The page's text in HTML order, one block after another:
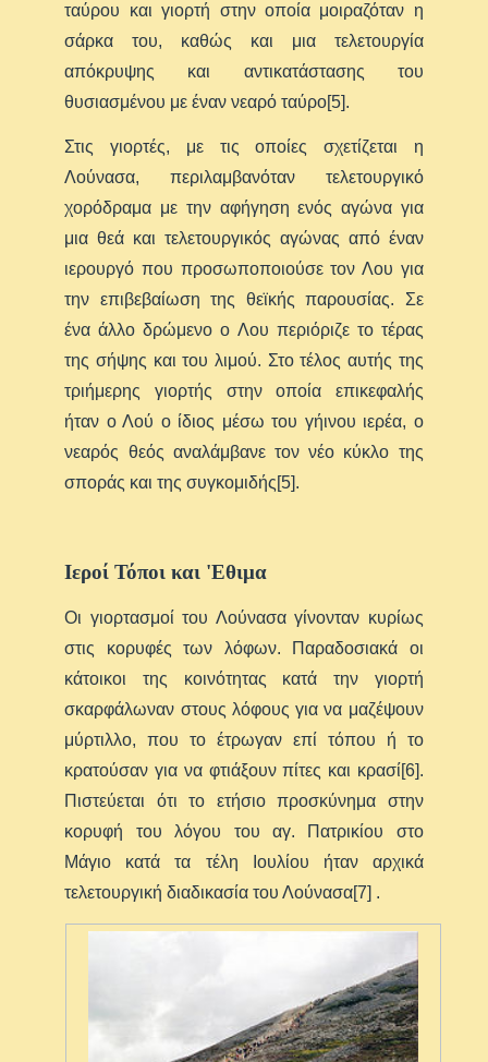
ταύρου και γιορτή στην οποία μοιραζόταν η
σάρκα του, καθώς και μια τελετουργία
απόκρυψης και αντικατάστασης του
θυσιασμένου με έναν νεαρό ταύρο[5].
Στις γιορτές, με τις οποίες σχετίζεται η
Λούνασα, περιλαμβανόταν τελετουργικό
χορόδραμα με την αφήγηση ενός αγώνα για
μια θεά και τελετουργικός αγώνας από έναν
ιερουργό που προσωποποιούσε τον Λου για
την επιβεβαίωση της θεϊκής παρουσίας. Σε
ένα άλλο δρώμενο ο Λου περιόριζε το τέρας
της σήψης και του λιμού. Στο τέλος αυτής της
τριήμερης γιορτής στην οποία επικεφαλής
ήταν ο Λού ο ίδιος μέσω του γήινου ιερέα, ο
νεαρός θεός αναλάμβανε τον νέο κύκλο της
σποράς και της συγκομιδής[5].
Ιεροί Τόποι και 'Εθιμα
Οι γιορτασμοί του Λούνασα γίνονταν κυρίως
στις κορυφές των λόφων. Παραδοσιακά οι
κάτοικοι της κοινότητας κατά την γιορτή
σκαρφάλωναν στους λόφους για να μαζέψουν
μύρτιλλο, που το έτρωγαν επί τόπου ή το
κρατούσαν για να φτιάξουν πίτες και κρασί[6].
Πιστεύεται ότι το ετήσιο προσκύνημα στην
κορυφή του λόγου του αγ. Πατρικίου στο
Μάγιο κατά τα τέλη Ιουλίου ήταν αρχικά
τελετουργική διαδικασία του Λούνασα[7] .